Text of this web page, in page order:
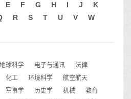
E F G H I J
K
R S T U V
W
地球科学 电子与通讯
法律
化工 环境科学
航空航天
军事学 历史学 机械
教育